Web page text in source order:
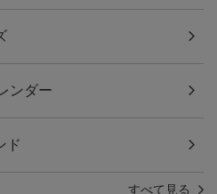
ンダー
ド
すべて見る